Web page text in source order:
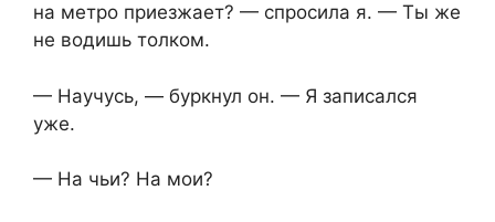
на метро приезжает? — спросила я. — Ты же
не водишь толком.
— Научусь, — буркнул он. — Я записался
уже.
— На чьи? На мои?